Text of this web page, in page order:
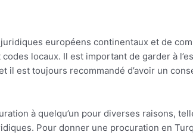
européens continentaux et de
locaux. Il est important de garder à
il est toujours recommandé d’avoir un
à quelqu’un pour diverses raisons,
Pour donner une procuration en